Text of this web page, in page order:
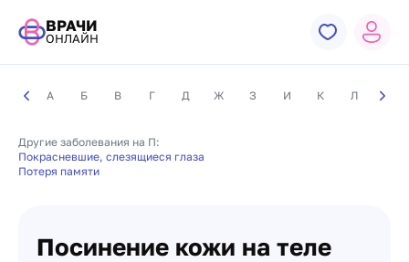
ВРАЧИ
ОНЛАЙН
А Б В Г Д Ж З И К Л М
Другие заболевания на П:
Покрасневшие, слезящиеся глаза
Потеря памяти
Посинение кожи на теле